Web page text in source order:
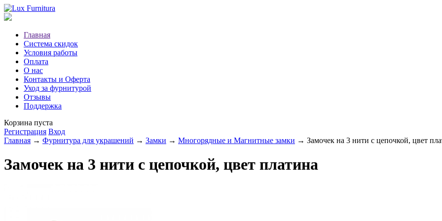
Главная
Система скидок
Условия работы
Оплата
О нас
Контакты и Оферта
Уход за фурнитурой
Отзывы
Поддержка
Корзина пуста
Регистрация Вход
Главная → Фурнитура для украшений → Замки → Многорядные и Магнитные замки → Замочек на 3 нити с цепочкой, цвет
Замочек на 3 нити с цепочкой, цвет платина